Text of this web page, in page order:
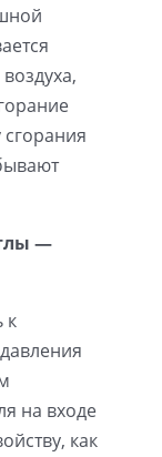
—
к
на входе
как